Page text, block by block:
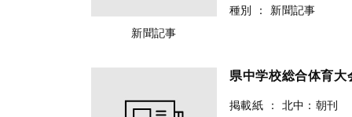
新聞記事
種別
： 新聞記事
県中学校総合体育大
掲載紙 ： 北中：朝刊